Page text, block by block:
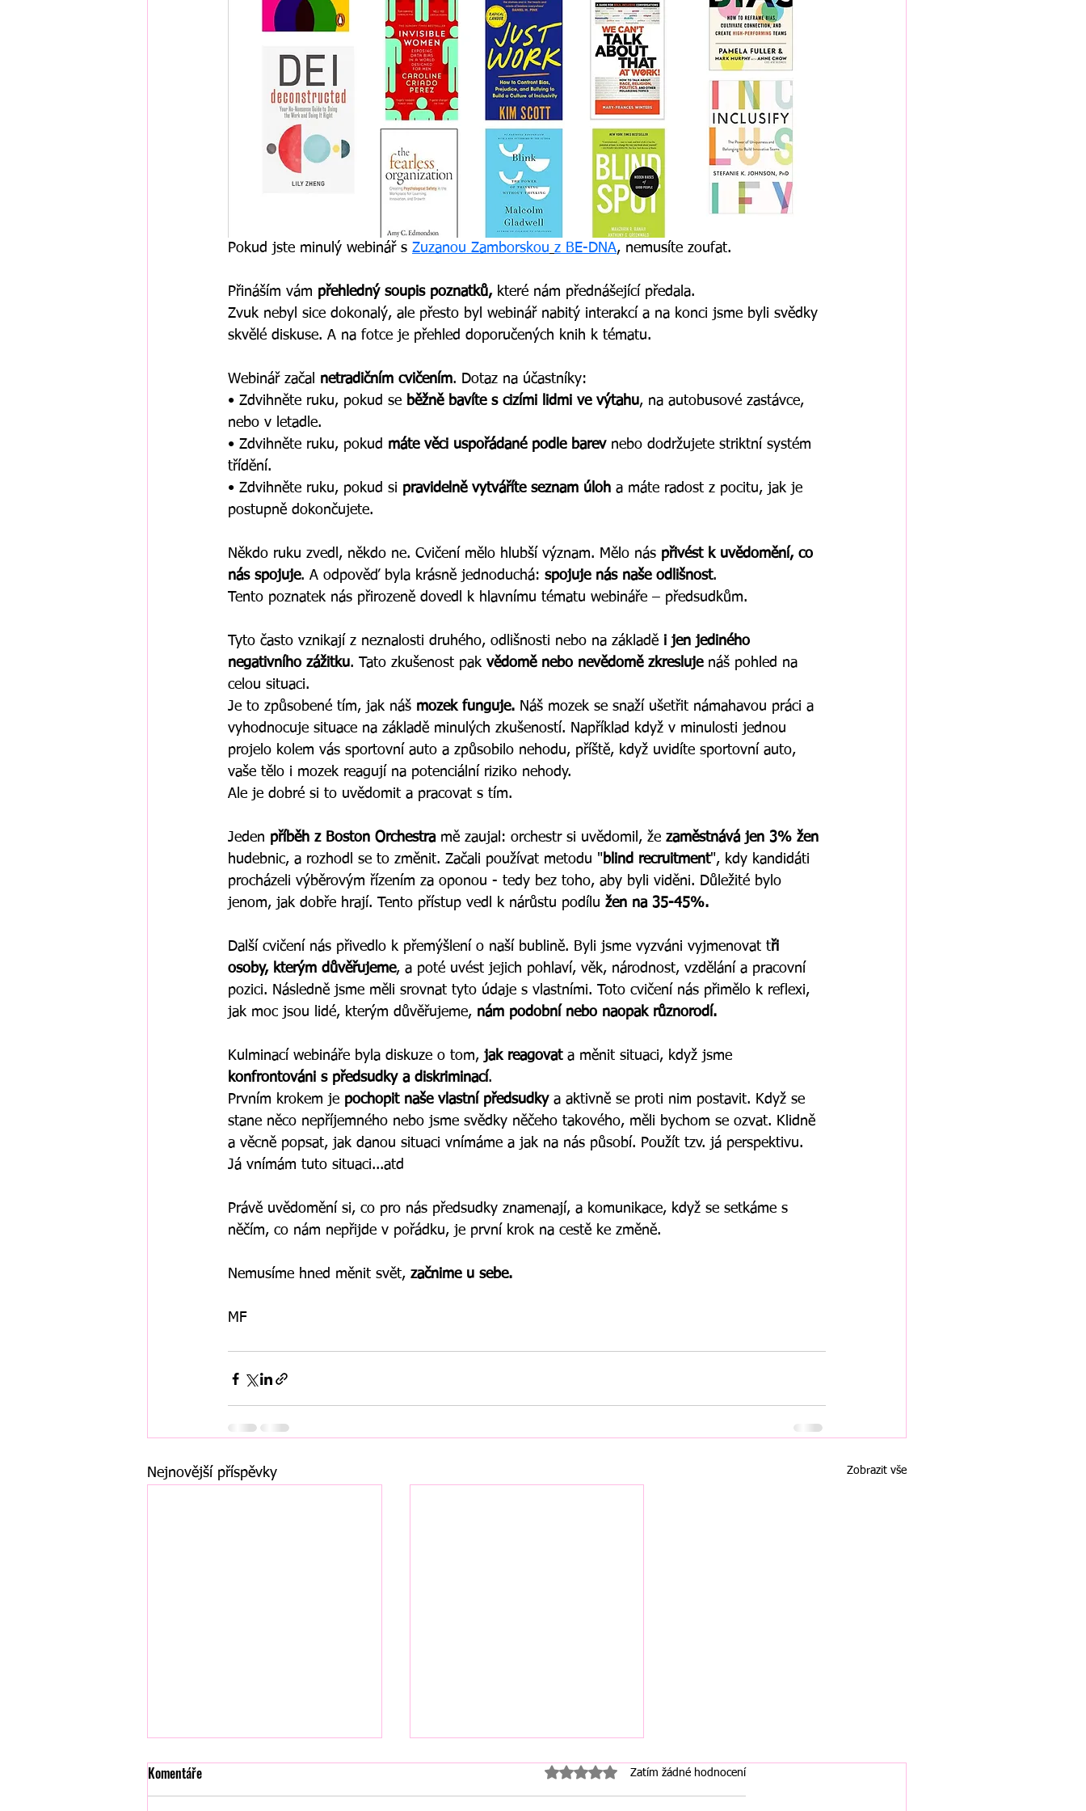
Pokud jste minulý webinář s Zuzanou Zamborskou z BE-DNA, nemusíte zoufat.
Přináším vám přehledný soupis poznatků, které nám přednášející předala.
Zvuk nebyl sice dokonalý, ale přesto byl webinář nabitý interakcí a na konci jsme byli svědky
skvělé diskuse. A na fotce je přehled doporučených knih k tématu.
Webinář začal netradičním cvičením. Dotaz na účastníky:
• Zdvihněte ruku, pokud se běžně bavíte s cizími lidmi ve výtahu, na autobusové zastávce,
nebo v letadle.
• Zdvihněte ruku, pokud máte věci uspořádané podle barev nebo dodržujete striktní systém
třídění.
• Zdvihněte ruku, pokud si pravidelně vytváříte seznam úloh a máte radost z pocitu, jak je
postupně dokončujete.
Někdo ruku zvedl, někdo ne. Cvičení mělo hlubší význam. Mělo nás přivést k uvědomění, co
nás spojuje. A odpověď byla krásně jednoduchá: spojuje nás naše odlišnost.
Tento poznatek nás přirozeně dovedl k hlavnímu tématu webináře – předsudkům.
Tyto často vznikají z neznalosti druhého, odlišnosti nebo na základě i jen jediného
negativního zážitku. Tato zkušenost pak vědomě nebo nevědomě zkresluje náš pohled na
celou situaci.
Je to způsobené tím, jak náš mozek funguje. Náš mozek se snaží ušetřit námahavou práci a
vyhodnocuje situace na základě minulých zkušeností. Například když v minulosti jednou
projelo kolem vás sportovní auto a způsobilo nehodu, příště, když uvidíte sportovní auto,
vaše tělo i mozek reagují na potenciální riziko nehody.
Ale je dobré si to uvědomit a pracovat s tím.
Jeden příběh z Boston Orchestra mě zaujal: orchestr si uvědomil, že zaměstnává jen 3% žen
hudebnic, a rozhodl se to změnit. Začali používat metodu " blind recruitment", kdy kandidáti
procházeli výběrovým řízením za oponou - tedy bez toho, aby byli viděni. Důležité bylo
jenom, jak dobře hrají. Tento přístup vedl k nárůstu podílu žen na 35-45%.
Další cvičení nás přivedlo k přemýšlení o naší bublině. Byli jsme vyzváni vyjmenovat tři
osoby, kterým důvěřujeme, a poté uvést jejich pohlaví, věk, národnost, vzdělání a pracovní
pozici. Následně jsme měli srovnat tyto údaje s vlastními. Toto cvičení nás přimělo k reflexi,
jak moc jsou lidé, kterým důvěřujeme, nám podobní nebo naopak různorodí.
Kulminací webináře byla diskuze o tom, jak reagovat a měnit situaci, když jsme
konfrontováni s předsudky a diskriminací.
Prvním krokem je pochopit naše vlastní předsudky a aktivně se proti nim postavit. Když se
stane něco nepříjemného nebo jsme svědky něčeho takového, měli bychom se ozvat. Klidně
a věcně popsat, jak danou situaci vnímáme a jak na nás působí. Použít tzv. já perspektivu.
Já vnímám tuto situaci...atd
Právě uvědomění si, co pro nás předsudky znamenají, a komunikace, když se setkáme s
něčím, co nám nepřijde v pořádku, je první krok na cestě ke změně.
Nemusíme hned měnit svět, začnime u sebe.
MF
Nejnovější příspěvky Zobrazit vše
Komentáře Hodnoceno 0 z 5 hvězdiček.
Zatím žádné hodnocení